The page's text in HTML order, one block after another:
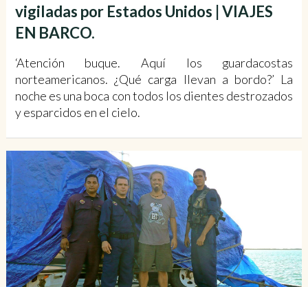
vigiladas por Estados Unidos | VIAJES
EN BARCO.
‘Atención buque. Aquí los guardacostas
norteamericanos. ¿Qué carga llevan a bordo?’ La
noche es una boca con todos los dientes destrozados
y esparcidos en el cielo.